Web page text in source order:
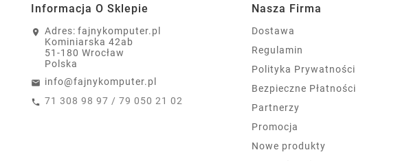
Informacja O Sklepie
Adres: fajnykomputer.pl
Kominiarska 42ab
51-180 Wrocław
Polska
info@fajnykomputer.pl
71 308 98 97 / 79 050 21 02
Nasza Firma
Dostawa
Regulamin
Polityka Prywatności
Bezpieczne Płatności
Partnerzy
Promocja
Nowe produkty